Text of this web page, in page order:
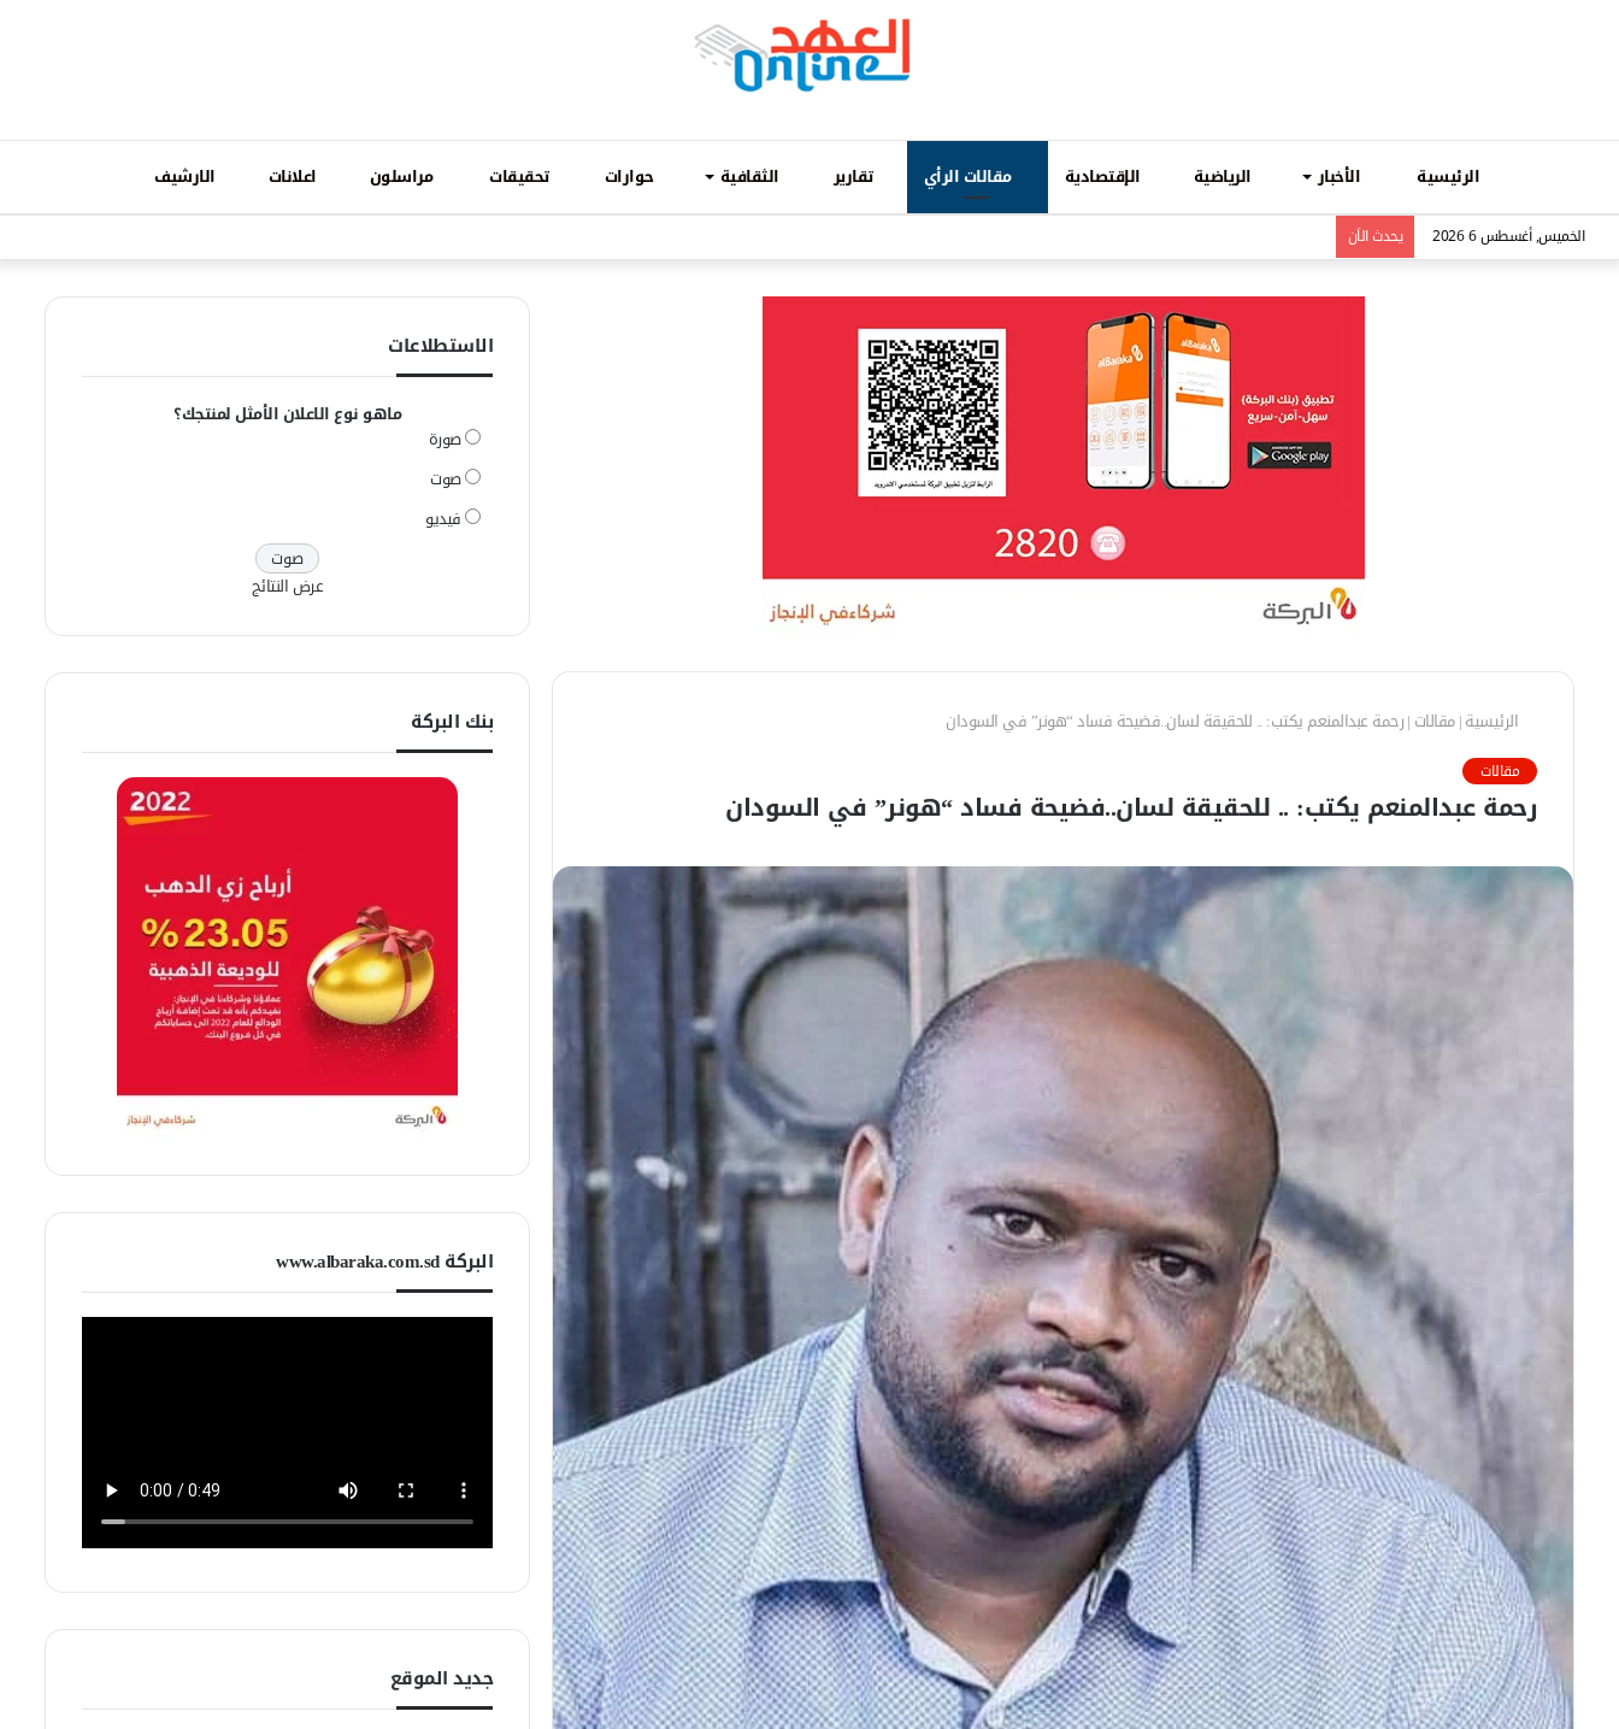
الرئيسية الأخبار الرياضية الإقتصادية مقالات الرأي تقارير الثقافية حوارات تحقيقات مراسلون اعلانات الارشيف
الخميس, أغسطس 6 2026 يحدث الاَن
الرئيسية|مقالات |رحمة عبدالمنعم يكتب: .. للحقيقة لسان..فضيحة فساد “هونر” في السودان
مقالات
رحمة عبدالمنعم يكتب: .. للحقيقة لسان..فضيحة فساد “هونر” في السودان
الاستطلاعات
ماهو نوع الاعلان الأمثل لمنتجك؟
صورة
صوت
فيديو
عرض النتائج
بنك البركة
البركة www.albaraka.com.sd
جديد الموقع